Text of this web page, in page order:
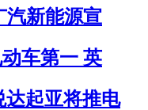
汽新能源宣
车第一 英
达起亚将推电